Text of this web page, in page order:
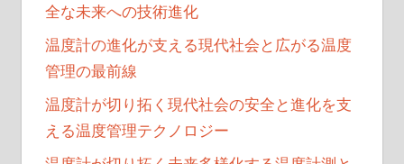
全な未来への技術進化
温度計の進化が支える現代社会と広がる温度
管理の最前線
温度計が切り拓く現代社会の安全と進化を支
える温度管理テクノロジー